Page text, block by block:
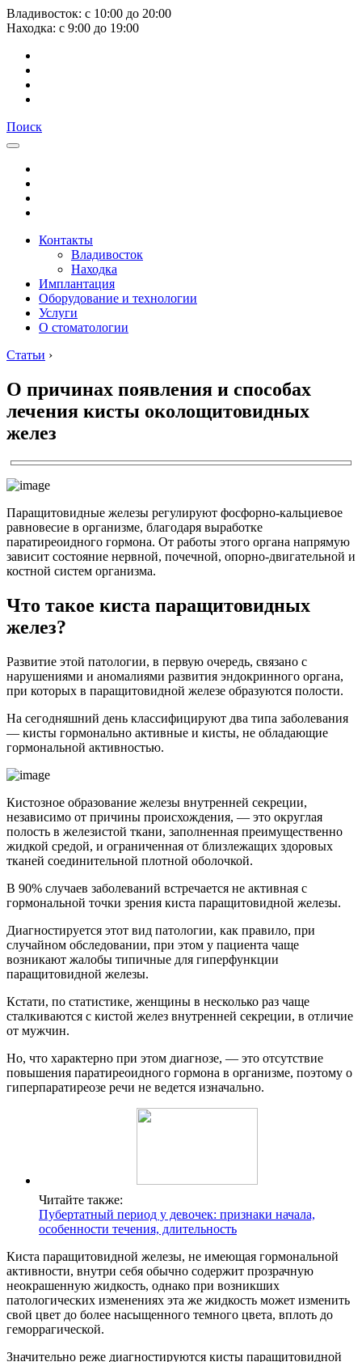
Владивосток: с 10:00 до 20:00
Находка: с 9:00 до 19:00
Поиск
Контакты
Владивосток
Находка
Имплантация
Оборудование и технологии
Услуги
О стоматологии
Статьи ›
О причинах появления и способах
лечения кисты околощитовидных
желез
Паращитовидные железы регулируют фосфорно-кальциевое
равновесие в организме, благодаря выработке
паратиреоидного гормона. От работы этого органа напрямую
зависит состояние нервной, почечной, опорно-двигательной и
костной систем организма.
Что такое киста паращитовидных
желез?
Развитие этой патологии, в первую очередь, связано с
нарушениями и аномалиями развития эндокринного органа,
при которых в паращитовидной железе образуются полости.
На сегодняшний день классифицируют два типа заболевания
— кисты гормонально активные и кисты, не обладающие
гормональной активностью.
Кистозное образование железы внутренней секреции,
независимо от причины происхождения, — это округлая
полость в железистой ткани, заполненная преимущественно
жидкой средой, и ограниченная от близлежащих здоровых
тканей соединительной плотной оболочкой.
В 90% случаев заболеваний встречается не активная с
гормональной точки зрения киста паращитовидной железы.
Диагностируется этот вид патологии, как правило, при
случайном обследовании, при этом у пациента чаще
возникают жалобы типичные для гиперфункции
паращитовидной железы.
Кстати, по статистике, женщины в несколько раз чаще
сталкиваются с кистой желез внутренней секреции, в отличие
от мужчин.
Но, что характерно при этом диагнозе, — это отсутствие
повышения паратиреоидного гормона в организме, поэтому о
гиперпаратиреозе речи не ведется изначально.
Читайте также:
Пубертатный период у девочек: признаки начала,
особенности течения, длительность
Киста паращитовидной железы, не имеющая гормональной
активности, внутри себя обычно содержит прозрачную
неокрашенную жидкость, однако при возникших
патологических изменениях эта же жидкость может изменить
свой цвет до более насыщенного темного цвета, вплоть до
геморрагической.
Значительно реже диагностируются кисты паращитовидной